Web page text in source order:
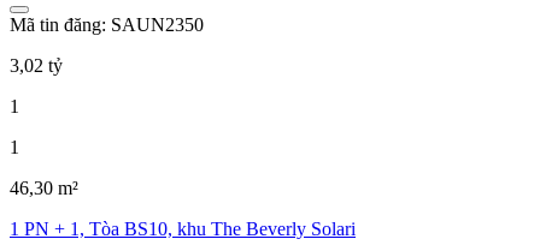
Mã tin đăng: SAUN2350
3,02 tỷ
1
1
46,30 m²
1 PN + 1, Tòa BS10, khu The Beverly Solari